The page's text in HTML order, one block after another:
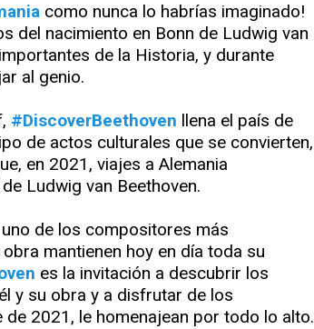
como nunca lo habrías imaginado!
del nacimiento en Bonn de Ludwig van
de la Historia, y durante
al genio.
#DiscoverBeethoven llena el país de
de actos culturales que se convierten,
en 2021, viajes a Alemania
Ludwig van Beethoven.
de los compositores más
mantienen hoy en día toda su
es la invitación a descubrir los
y su obra y a disfrutar de los
2021, le homenajean por todo lo alto.